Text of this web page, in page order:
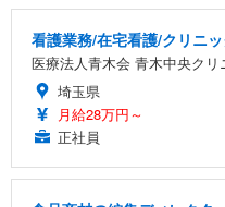
看護業務/在宅看護/クリニ
医療法人青木会 青木中央クリ
埼玉県
月給28万円～
正社員